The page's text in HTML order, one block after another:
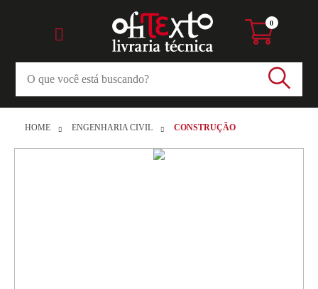
0
HOME ENGENHARIA CIVIL CONSTRUÇÃO